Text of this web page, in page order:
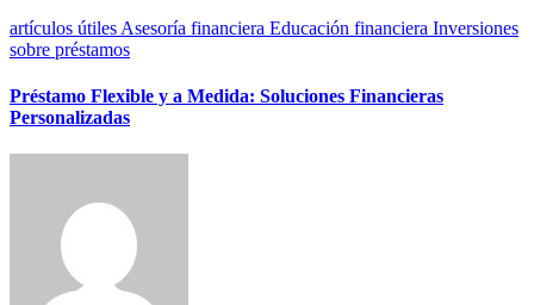
artículos útiles Asesoría financiera Educación financiera Inversiones
sobre préstamos
Préstamo Flexible y a Medida: Soluciones Financieras
Personalizadas